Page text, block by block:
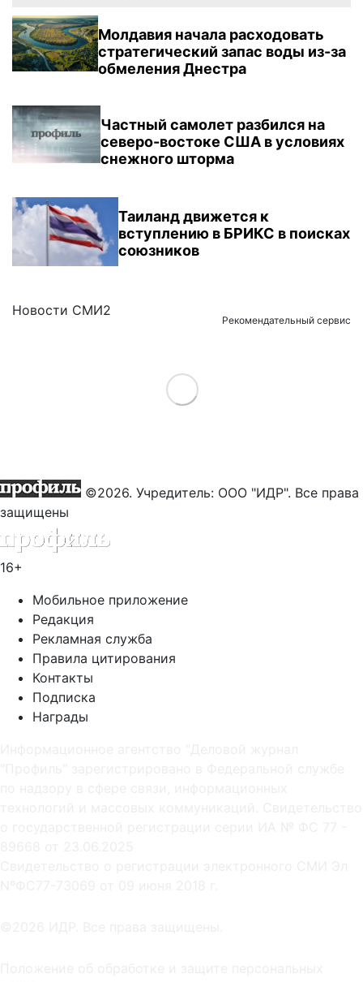
Молдавия начала расходовать
стратегический запас воды из-за
обмеления Днестра
Частный самолет разбился на
северо-востоке США в условиях
снежного шторма
Таиланд движется к
вступлению в БРИКС в поисках
союзников
Новости СМИ2
Рекомендательный сервис
Load More
©2026. Учредитель: ООО "ИДР". Все права
защищены
16+
Мобильное приложение
Редакция
Рекламная служба
Правила цитирования
Контакты
Подписка
Награды